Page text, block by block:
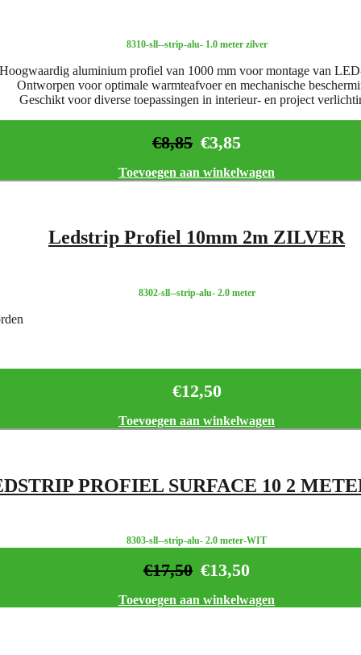
8310-sll--strip-alu- 1.0 meter zilver
Hoogwaardig aluminium profiel van 1000 mm voor montage van
Ontworpen voor optimale warmteafvoer en mechanische
Geschikt voor diverse toepassingen in interieur- en project
€3,85
€8,85
Toevoegen aan winkelwagen
Ledstrip Profiel 10mm 2m ZILVER
8302-sll--strip-alu- 2.0 meter
€12,50
Toevoegen aan winkelwagen
PROFIEL SURFACE 10 2
8303-sll--strip-alu- 2.0 meter-WIT
€13,50
€17,50
Toevoegen aan winkelwagen